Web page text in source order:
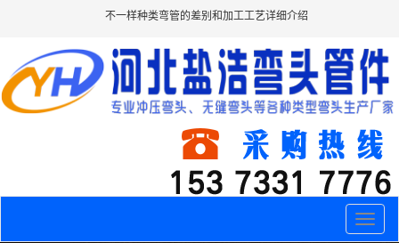
不一样种类弯管的差别和加工工艺详细介绍
Toggle